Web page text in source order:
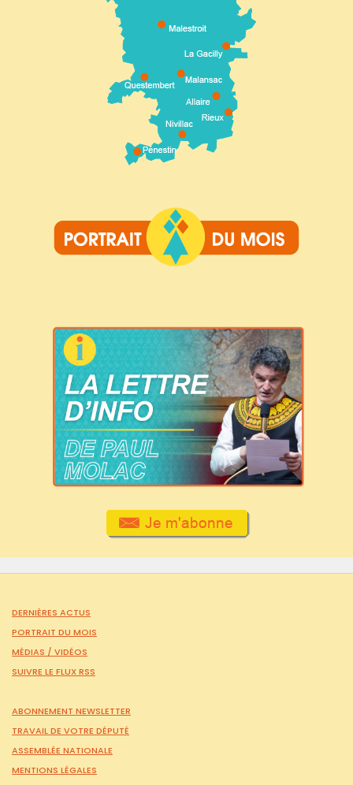
DERNIÈRES ACTUS
PORTRAIT DU MOIS
MÉDIAS / VIDÉOS
SUIVRE LE FLUX RSS
ABONNEMENT NEWSLETTER
TRAVAIL DE VOTRE DÉPUTÉ
ASSEMBLÉE NATIONALE
MENTIONS LÉGALES